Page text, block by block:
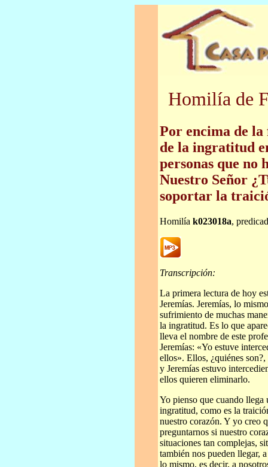
Homilía de
Por encima de
de la ingratitud
personas que no
Nuestro Señor
soportar la
Homilía k023018a,
Transcripción:
La primera lectura de hoy
Jeremías. Jeremías, lo
sufrimiento de muchas
la ingratitud. Es lo que
lleva el nombre de este
Jeremías: «Yo estuve
ellos». Ellos, ¿quiénes
y Jeremías estuvo
ellos quieren eliminarlo.
Yo pienso que cuando llega
ingratitud, como es la
nuestro corazón. Y yo creo
preguntarnos si nuestro
situaciones tan complejas,
también nos pueden llegar,
lo mismo, es decir, a